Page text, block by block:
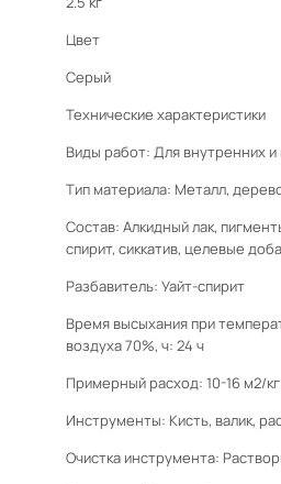
Цвет
Серый
Технические характеристики
Виды работ: Для внутренних
Тип материала: Металл,
Состав: Алкидный лак,
спирит, сиккатив, целевые
Разбавитель: Уайт-спирит
Время высыхания при
воздуха 70%, ч: 24 ч
Примерный расход: 10-16 м2/кг
Инструменты: Кисть, валик,
Очистка инструмента: